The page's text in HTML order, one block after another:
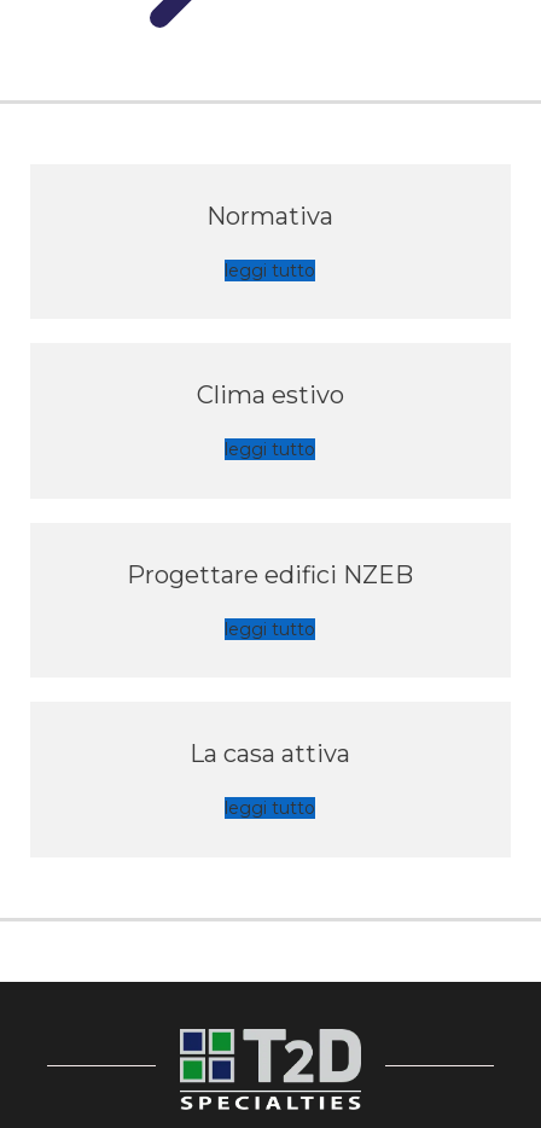
Normativa
leggi tutto
Clima estivo
leggi tutto
Progettare edifici NZEB
leggi tutto
La casa attiva
leggi tutto